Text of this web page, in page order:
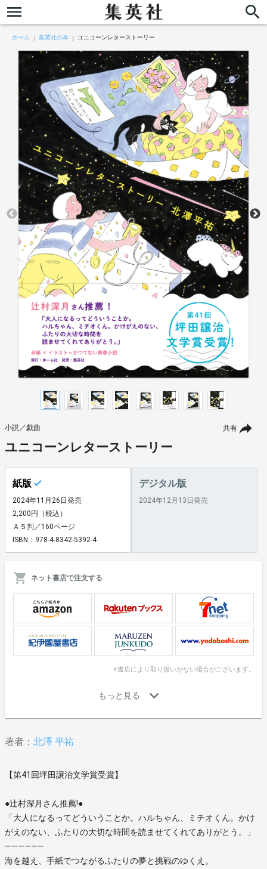
ホーム 集英社の本 ユニコーンレターストーリー
共有
小説／戯曲
ユニコーンレターストーリー
紙版
2024年11月26日発売
2,200円（税込）
Ａ５判／160ページ
ISBN：978-4-8342-5392-4
デジタル版
2024年12月13日発売
ネット書店で注文する
※書店により取り扱いがない場合がございます。
著者： 北澤 平祐
【第41回坪田譲治文学賞受賞】
●辻村深月さん推薦!●
「大人になるってどういうことか。ハルちゃん、ミチオくん。かけ
がえのない、ふたりの大切な時間を読ませてくれてありがとう。」
――――――
海を越え、手紙でつながるふたりの夢と挑戦のゆくえ。